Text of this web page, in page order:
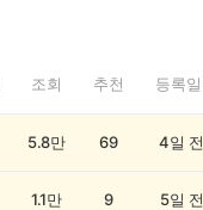
조회 추천 등록일
5.8만 69 4일 전
1.1만 9 5일 전